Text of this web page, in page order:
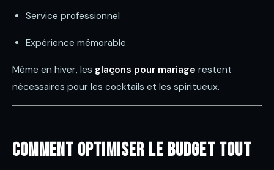
Service professionnel
Expérience mémorable
Même en hiver, les glaçons pour mariage restent
nécessaires pour les cocktails et les spiritueux.
Comment optimiser le budget tout